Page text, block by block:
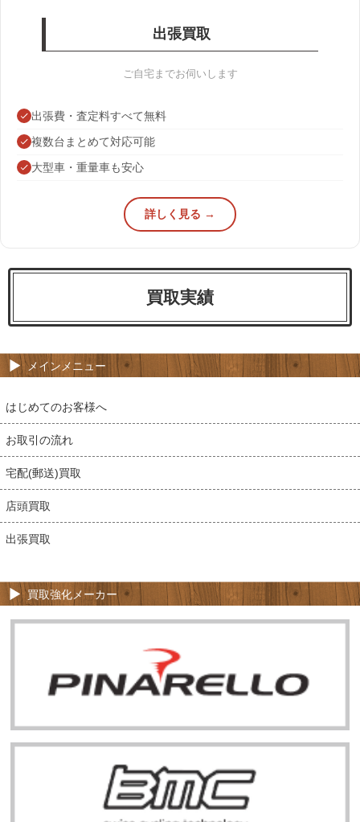
出張買取
ご自宅までお伺いします
出張費・査定料すべて無料
複数台まとめて対応可能
大型車・重量車も安心
詳しく見る →
買取実績
メインメニュー
はじめてのお客様へ
お取引の流れ
宅配(郵送)買取
店頭買取
出張買取
買取強化メーカー